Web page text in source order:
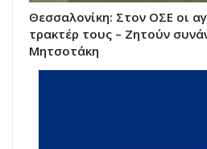
Θεσσαλονίκη: Στον ΟΣΕ οι
τρακτέρ τους – Ζητούν
Μητσοτάκη